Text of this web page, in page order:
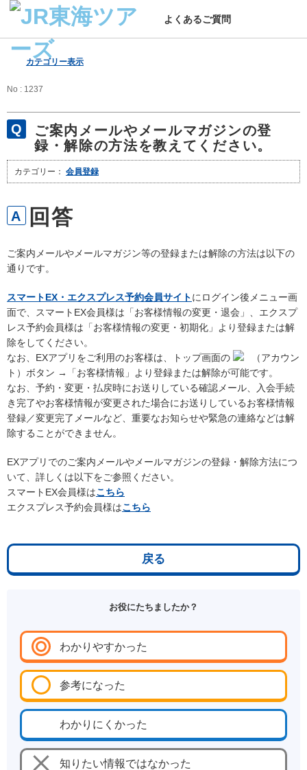
よくあるご質問
カテゴリー表示
No : 1237
ご案内メールやメールマガジンの登
録・解除の方法を教えてください。
カテゴリー： 会員登録
ご案内メールやメールマガジン等の登録または解除の方法は以下の
通りです。
スマートEX・エクスプレス予約会員サイトにログイン後メニュー画
面で、スマートEX会員様は「お客様情報の変更・退会」、エクスプ
レス予約会員様は「お客様情報の変更・初期化」より登録または解
除をしてください。
なお、EXアプリをご利用のお客様は、トップ画面の
（アカウン
ト）ボタン →「お客様情報」より登録または解除が可能です。
なお、予約・変更・払戻時にお送りしている確認メール、入会手続
き完了やお客様情報が変更された場合にお送りしているお客様情報
登録／変更完了メールなど、重要なお知らせや緊急の連絡などは解
除することができません。
EXアプリでのご案内メールやメールマガジンの登録・解除方法につ
いて、詳しくは以下をご参照ください。
スマートEX会員様はこちら
エクスプレス予約会員様はこちら
戻る
お役にたちましたか？
わかりやすかった
参考になった
わかりにくかった
知りたい情報ではなかった